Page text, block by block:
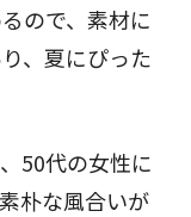
ので、素材に
、夏にぴった
50代の女性に
朴な風合いが